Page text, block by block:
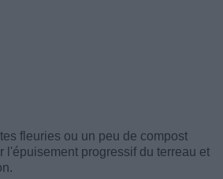
fleuries ou un peu de compost
l'épuisement progressif du terreau et